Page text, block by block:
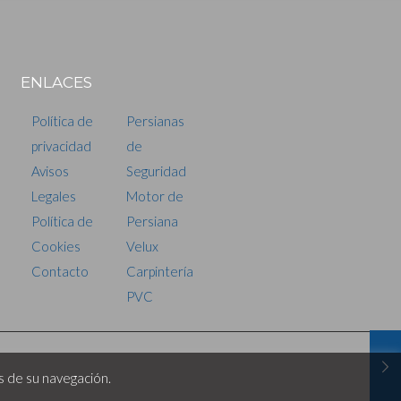
ENLACES
Política de
privacidad
Avisos
Legales
Política de
Cookies
Contacto
Persianas
de
Seguridad
Motor de
Persiana
Velux
Carpintería
PVC
su navegación.